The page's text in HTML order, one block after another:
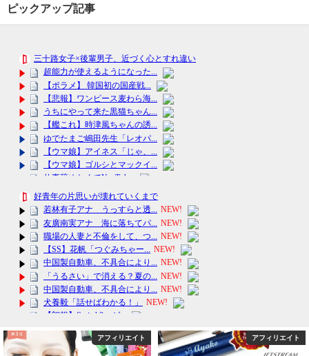
ピックアップ記事
アフィリエイト アフィリエイト